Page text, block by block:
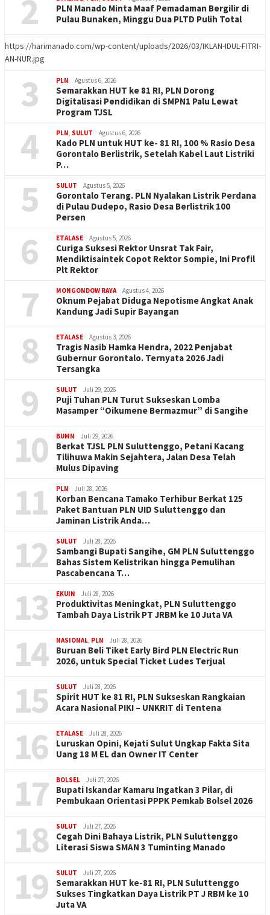
2
PLN Manado Minta Maaf Pemadaman Bergilir di
Pulau Bunaken, Minggu Dua PLTD Pulih Total
https://harimanado.com/wp-content/uploads/2026/03/IKLAN-IDUL-FITRI-
AN-NUR.jpg
3 PLN Agustus 6, 2026
Semarakkan HUT ke 81 RI, PLN Dorong
Digitalisasi Pendidikan di SMPN1 Palu Lewat
Program TJSL
4 PLN, SULUT Agustus 6, 2026
Kado PLN untuk HUT ke- 81 RI, 100 % Rasio Desa
Gorontalo Berlistrik, Setelah Kabel Laut Listriki
P…
5 SULUT Agustus 5, 2026
Gorontalo Terang. PLN Nyalakan Listrik Perdana
di Pulau Dudepo, Rasio Desa Berlistrik 100
Persen
6 ETALASE Agustus 5, 2026
Curiga Suksesi Rektor Unsrat Tak Fair,
Mendiktisaintek Copot Rektor Sompie, Ini Profil
Plt Rektor
7 MONGONDOW RAYA Agustus 4, 2026
Oknum Pejabat Diduga Nepotisme Angkat Anak
Kandung Jadi Supir Bayangan
8 ETALASE Agustus 3, 2026
Tragis Nasib Hamka Hendra, 2022 Penjabat
Gubernur Gorontalo. Ternyata 2026 Jadi
Tersangka
9 SULUT Juli 29, 2026
Puji Tuhan PLN Turut Sukseskan Lomba
Masamper “Oikumene Bermazmur” di Sangihe
10 BUMN Juli 29, 2026
Berkat TJSL PLN Suluttenggo, Petani Kacang
Tilihuwa Makin Sejahtera, Jalan Desa Telah
Mulus Dipaving
11 PLN Juli 28, 2026
Korban Bencana Tamako Terhibur Berkat 125
Paket Bantuan PLN UID Suluttenggo dan
Jaminan Listrik Anda…
12 SULUT Juli 28, 2026
Sambangi Bupati Sangihe, GM PLN Suluttenggo
Bahas Sistem Kelistrikan hingga Pemulihan
Pascabencana T…
13 EKUIN Juli 28, 2026
Produktivitas Meningkat, PLN Suluttenggo
Tambah Daya Listrik PT JRBM ke 10 Juta VA
14 NASIONAL, PLN Juli 28, 2026
Buruan Beli Tiket Early Bird PLN Electric Run
2026, untuk Special Ticket Ludes Terjual
15 SULUT Juli 28, 2026
Spirit HUT ke 81 RI, PLN Sukseskan Rangkaian
Acara Nasional PIKI – UNKRIT di Tentena
16 ETALASE Juli 28, 2026
Luruskan Opini, Kejati Sulut Ungkap Fakta Sita
Uang 18 M EL dan Owner IT Center
17 BOLSEL Juli 27, 2026
Bupati Iskandar Kamaru Ingatkan 3 Pilar, di
Pembukaan Orientasi PPPK Pemkab Bolsel 2026
18 SULUT Juli 27, 2026
Cegah Dini Bahaya Listrik, PLN Suluttenggo
Literasi Siswa SMAN 3 Tuminting Manado
19 SULUT Juli 27, 2026
Semarakkan HUT ke-81 RI, PLN Suluttenggo
Sukses Tingkatkan Daya Listrik PT J RBM ke 10
Juta VA